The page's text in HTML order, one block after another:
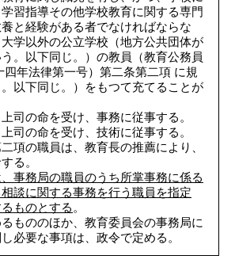
習指導その他学校教育に関する専門
と経験がある者でなければならな
学以外の公立学校（地方公共団体が
。以下同じ。）の教員（教育公務員
四年法律第一号）第二条第二項 に規
以下同じ。）をもつて充てることが
司の命を受け、事務に従事する。
司の命を受け、技術に従事する。
項の職員は、教育長の推薦により、
る。
事務局の職員のうち所掌事務に係る
談に関する事務を行う職員を指定
ものとする 。
もののほか、教育委員会の事務局に
必要な事項は、政令で定める。